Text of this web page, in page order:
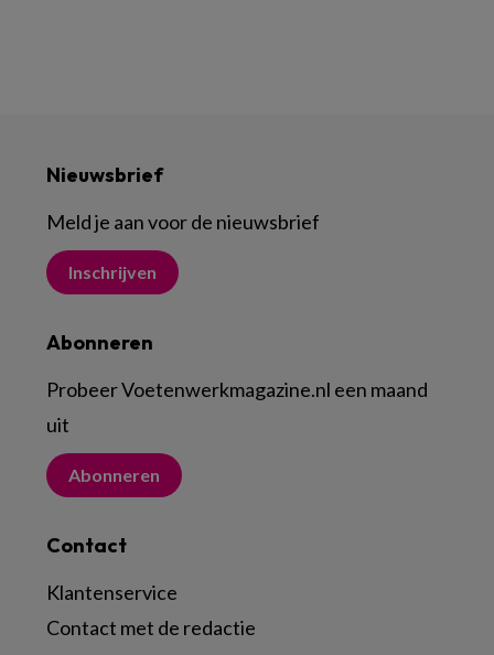
Nieuwsbrief
Meld je aan voor de nieuwsbrief
Inschrijven
Abonneren
Probeer Voetenwerkmagazine.nl een maand
uit
Abonneren
Contact
Klantenservice
Contact met de redactie